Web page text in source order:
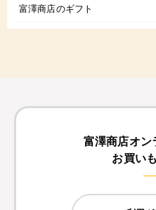
富澤商店のギフト
富澤商店オン
お買い